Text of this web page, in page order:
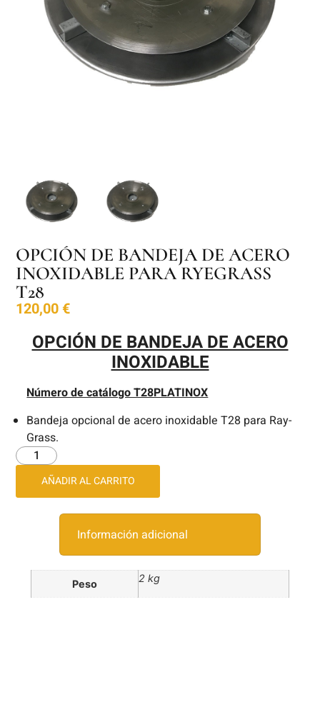
OPCIÓN DE BANDEJA DE ACERO
INOXIDABLE PARA RYEGRASS
T28
120,00€
OPCIÓN DE BANDEJA DE ACERO
INOXIDABLE
Número de catálogo T28PLATINOX
Bandeja opcional de acero inoxidable T28 para Ray-
Grass.
AÑADIR AL CARRITO
Información adicional
Peso 2 kg